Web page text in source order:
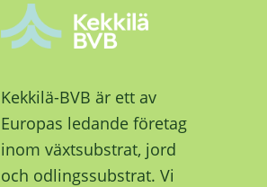
Kekkilä-BVB är ett av
Europas ledande företag
inom växtsubstrat, jord
och odlingssubstrat. Vi